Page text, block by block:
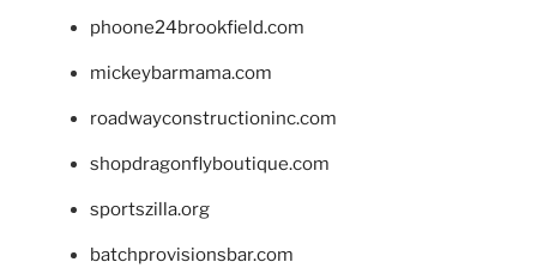
phoone24brookfield.com
mickeybarmama.com
roadwayconstructioninc.com
shopdragonflyboutique.com
sportszilla.org
batchprovisionsbar.com